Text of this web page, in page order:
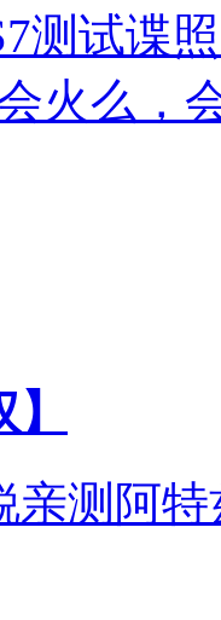
测试谍
火么，
亲测阿特